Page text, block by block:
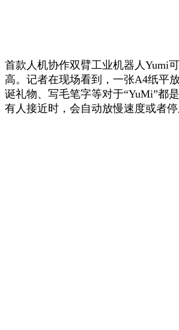
首款人机协作双臂工业机器人Yumi
高。记者在现场看到，一张A4纸平
诞礼物、写毛笔字等对于“YuMi”都
有人接近时，会自动放慢速度或者